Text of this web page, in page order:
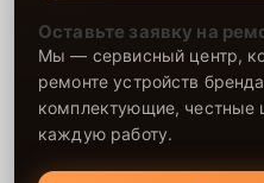
Оставьте заявку на
Мы — сервисный центр,
ремонте устройств
комплектующие, честные
каждую работу.